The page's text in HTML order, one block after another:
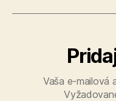
Vaša e-mailová